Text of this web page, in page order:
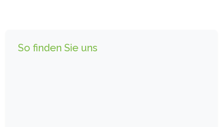
So finden Sie uns